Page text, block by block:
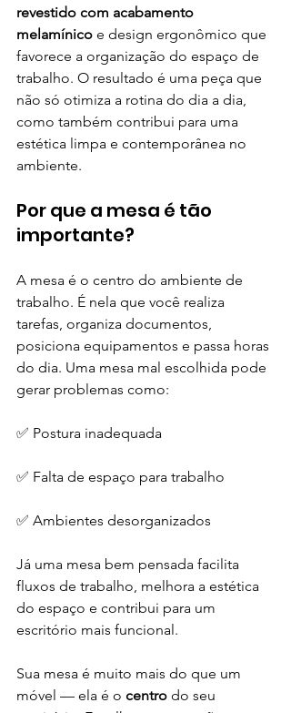
revestido com acabamento
melamínico e design ergonômico que
favorece a organização do espaço de
trabalho. O resultado é uma peça que
não só otimiza a rotina do dia a dia,
como também contribui para uma
estética limpa e contemporânea no
ambiente.
Por que a mesa é tão
importante?
A mesa é o centro do ambiente de
trabalho. É nela que você realiza
tarefas, organiza documentos,
posiciona equipamentos e passa horas
do dia. Uma mesa mal escolhida pode
gerar problemas como:
✅ Postura inadequada
✅ Falta de espaço para trabalho
✅ Ambientes desorganizados
Já uma mesa bem pensada facilita
fluxos de trabalho, melhora a estética
do espaço e contribui para um
escritório mais funcional.
Sua mesa é muito mais do que um
móvel — ela é o centro do seu